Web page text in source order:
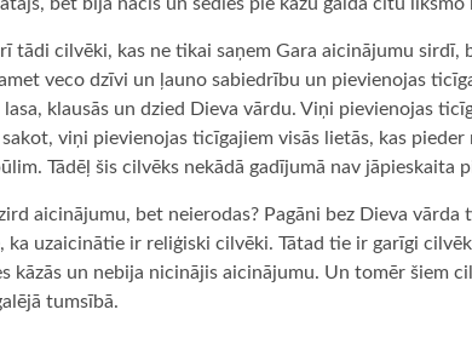
tādi cilvēki, kas ne tikai saņem Gara aicinājumu sirdī,
veco dzīvi un ļauno sabiedrību un pievienojas
klausās un dzied Dieva vārdu. Viņi pievienojas
viņi pievienojas ticīgajiem visās lietās, kas
Tādēļ šis cilvēks nekādā gadījumā nav jāpieskaita
aicinājumu, bet neierodas? Pagāni bez Dieva vārda
ka uzaicinātie ir reliģiski cilvēki. Tātad tie ir garīgi
kāzās un nebija nicinājis aicinājumu. Un tomēr šiem
tumsībā.